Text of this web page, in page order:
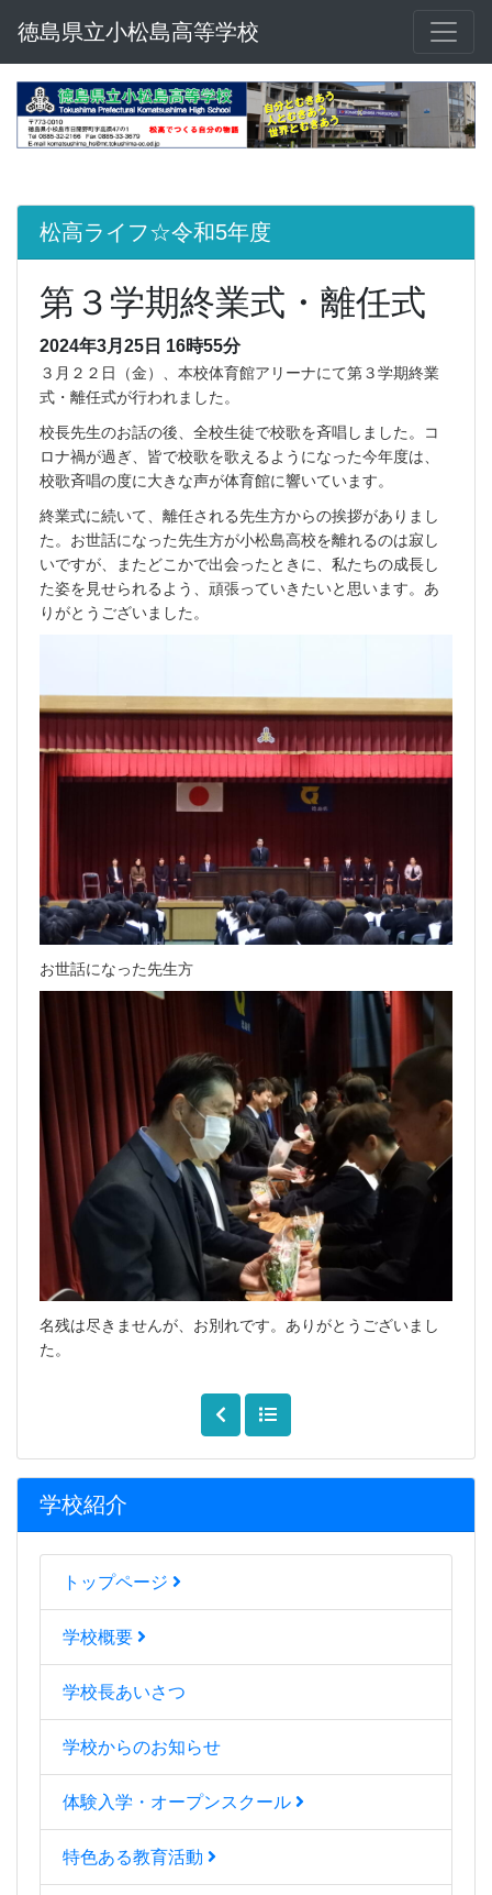
徳島県立小松島高等学校
学校紹介
トップページ
学校概要
学校長あいさつ
学校からのお知らせ
体験入学・オープンスクール
特色ある教育活動
松高ライフ☆令和5年度
第３学期終業式・離任式
2024年3月25日 16時55分
３月２２日（金）、本校体育館アリーナにて第３学期終業
式・離任式が行われました。
校長先生のお話の後、全校生徒で校歌を斉唱しました。コ
ロナ禍が過ぎ、皆で校歌を歌えるようになった今年度は、
校歌斉唱の度に大きな声が体育館に響いています。
終業式に続いて、離任される先生方からの挨拶がありまし
た。お世話になった先生方が小松島高校を離れるのは寂し
いですが、またどこかで出会ったときに、私たちの成長し
た姿を見せられるよう、頑張っていきたいと思います。あ
りがとうございました。
お世話になった先生方
名残は尽きませんが、お別れです。ありがとうございまし
た。